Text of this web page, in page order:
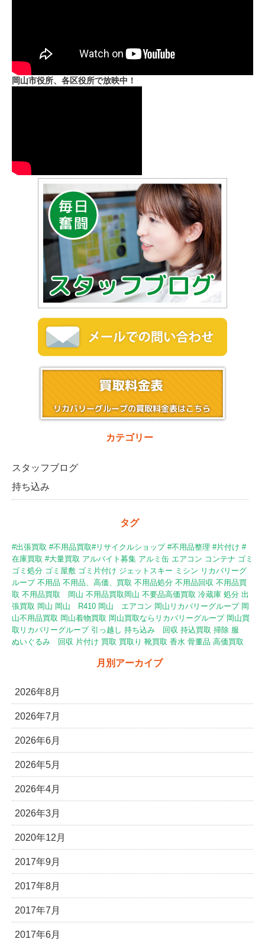
岡山市役所、各区役所で放映中！
カテゴリー
スタッフブログ
持ち込み
タグ
#出張買取 #不用品買取#リサイクルショップ #不用品整理 #片付け #
在庫買取 #大量買取 アルバイト募集 アルミ缶 エアコン コンテナ ゴミ
ゴミ処分 ゴミ屋敷 ゴミ片付け ジェットスキー ミシン リカバリーグ
ループ 不用品 不用品、高価、買取 不用品処分 不用品回収 不用品買
取 不用品買取 岡山 不用品買取岡山 不要品高価買取 冷蔵庫 処分 出
張買取 岡山 岡山 R410 岡山 エアコン 岡山リカバリーグループ 岡
山不用品買取 岡山着物買取 岡山買取ならリカバリーグループ 岡山買
取リカバリーグループ 引っ越し 持ち込み 回収 持込買取 掃除 服
ぬいぐるみ 回収 片付け 買取 買取り 靴買取 香水 骨董品 高価買取
月別アーカイブ
2026年8月
2026年7月
2026年6月
2026年5月
2026年4月
2026年3月
2020年12月
2017年9月
2017年8月
2017年7月
2017年6月